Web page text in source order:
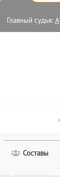
Главный судья:
Составы